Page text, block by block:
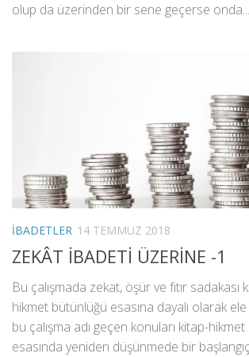
olup da üzerinden bir sene geçerse onda...
İBADETLER 14 TEMMUZ 2018
ZEKÂT İBADETİ ÜZERİNE -1
Bu çalışmada zekat, öşür ve fıtır sadakası
hikmet bütünlüğü esasına dayalı olarak ele
bu çalışma adı geçen konuları kitap-
esasında yeniden düşünmede bir